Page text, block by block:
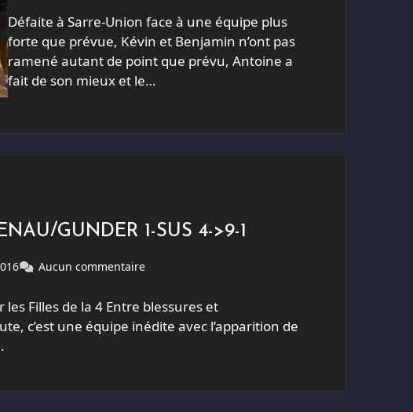
Défaite à Sarre-Union face à une équipe plus
forte que prévue, Kévin et Benjamin n’ont pas
ramené autant de point que prévu, Antoine a
fait de son mieux et le…
GUNDER 1-SUS 4->9-1
Aucun commentaire
Filles de la 4 Entre blessures et
c’est une équipe inédite avec l’apparition de